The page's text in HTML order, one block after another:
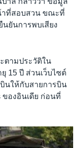
าที่สอบสวน ขณะที่
นยันการพบเสียง
ตามประวัติใน
15 ปี ส่วนเว็บไซต์
นให้กับสายการบิน
ของอินเดีย ก่อนที่